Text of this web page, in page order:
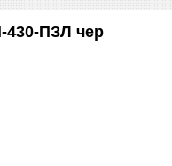
430-ПЗЛ чер